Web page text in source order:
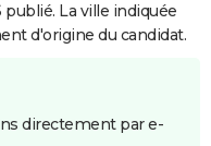
La ville indiquée
d'origine du candidat.
directement par e-